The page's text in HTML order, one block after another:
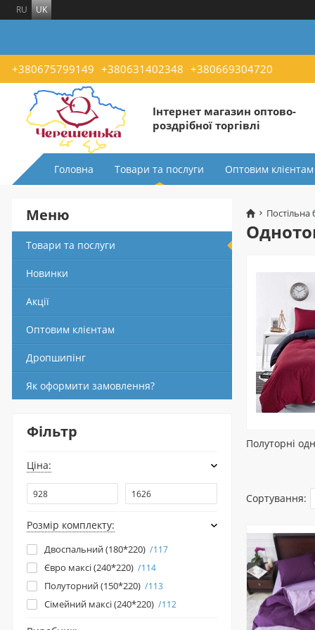
RU UK
+380675799149 +380631402348 +380669304720
Інтернет магазин оптово-
роздрібної торгівлі
Головна Товари та послуги Оптовим клієнтам
Постільна
Полуторні
Сортування:
Меню
Товари та послуги
Новинки
Акції
Оптовим клієнтам
Дропшипінг
Як оформити замовлення?
Фільтр
Ціна:
Розмір комплекту:
Двоспальний (180*220) 117
Євро максі (240*220) 114
Полуторний (150*220) 113
Сімейний максі (240*220) 112